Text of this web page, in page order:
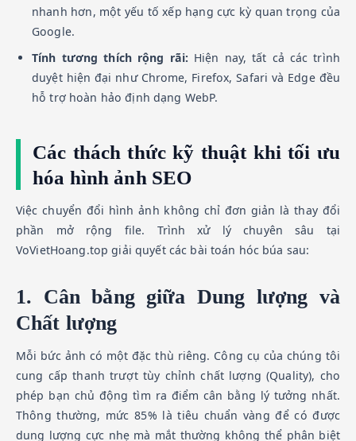
nhanh hơn, một yếu tố xếp hạng cực kỳ quan trọng của
Google.
Tính tương thích rộng rãi: Hiện nay, tất cả các trình
duyệt hiện đại như Chrome, Firefox, Safari và Edge đều
hỗ trợ hoàn hảo định dạng WebP.
Các thách thức kỹ thuật khi tối ưu
hóa hình ảnh SEO
Việc chuyển đổi hình ảnh không chỉ đơn giản là thay đổi
phần mở rộng file. Trình xử lý chuyên sâu tại
VoVietHoang.top giải quyết các bài toán hóc búa sau:
1. Cân bằng giữa Dung lượng và
Chất lượng
Mỗi bức ảnh có một đặc thù riêng. Công cụ của chúng tôi
cung cấp thanh trượt tùy chỉnh chất lượng (Quality), cho
phép bạn chủ động tìm ra điểm cân bằng lý tưởng nhất.
Thông thường, mức 85% là tiêu chuẩn vàng để có được
dung lượng cực nhẹ mà mắt thường không thể phân biệt